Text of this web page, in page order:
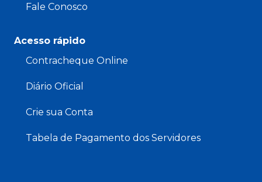
Fale Conosco
Acesso rápido
Contracheque Online
Diário Oficial
Crie sua Conta
Tabela de Pagamento dos Servidores